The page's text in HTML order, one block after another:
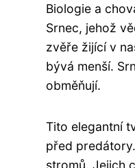
Biologie a
Srnec, jehož
zvěře žijící v
bývá menší.
obměňují.
Tito elegantní
před
stromů. Jejich